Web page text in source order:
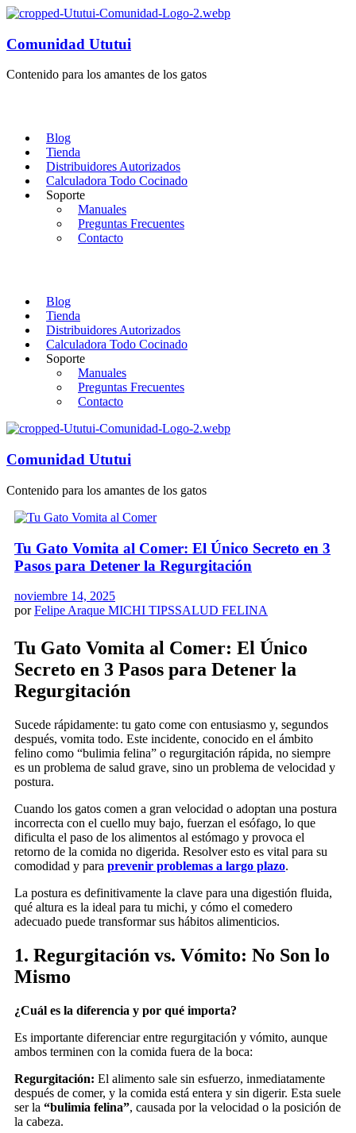
Comunidad Ututui
Contenido para los amantes de los gatos
Blog
Tienda
Distribuidores Autorizados
Calculadora Todo Cocinado
Soporte
Manuales
Preguntas Frecuentes
Contacto
Blog
Tienda
Distribuidores Autorizados
Calculadora Todo Cocinado
Soporte
Manuales
Preguntas Frecuentes
Contacto
Comunidad Ututui
Contenido para los amantes de los gatos
Tu Gato Vomita al Comer: El Único Secreto en 3
Pasos para Detener la Regurgitación
noviembre 14, 2025
por Felipe Araque MICHI TIPSSALUD FELINA
Tu Gato Vomita al Comer: El Único
Secreto en 3 Pasos para Detener la
Regurgitación
Sucede rápidamente: tu gato come con entusiasmo y, segundos
después, vomita todo. Este incidente, conocido en el ámbito
felino como “bulimia felina” o regurgitación rápida, no siempre
es un problema de salud grave, sino un problema de velocidad y
postura.
Cuando los gatos comen a gran velocidad o adoptan una postura
incorrecta con el cuello muy bajo, fuerzan el esófago, lo que
dificulta el paso de los alimentos al estómago y provoca el
retorno de la comida no digerida. Resolver esto es vital para su
comodidad y para prevenir problemas a largo plazo.
La postura es definitivamente la clave para una digestión fluida,
qué altura es la ideal para tu michi, y cómo el comedero
adecuado puede transformar sus hábitos alimenticios.
1. Regurgitación vs. Vómito: No Son lo
Mismo
¿Cuál es la diferencia y por qué importa?
Es importante diferenciar entre regurgitación y vómito, aunque
ambos terminen con la comida fuera de la boca:
Regurgitación: El alimento sale sin esfuerzo, inmediatamente
después de comer, y la comida está entera y sin digerir. Esta suele
ser la “bulimia felina”, causada por la velocidad o la posición de
la cabeza.